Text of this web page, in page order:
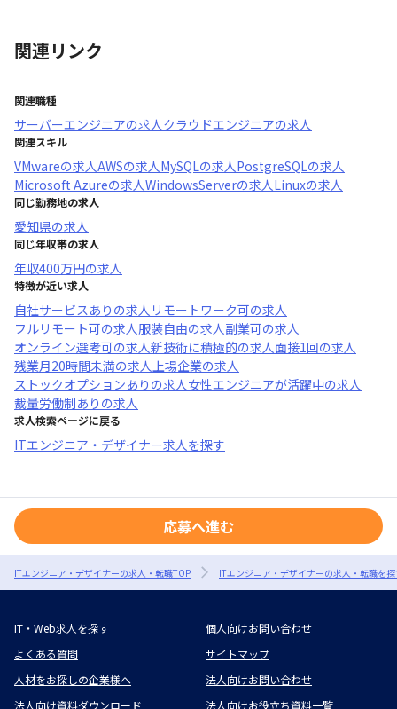
関連リンク
関連職種
サーバーエンジニアの求人クラウドエンジニアの求人
関連スキル
VMwareの求人AWSの求人MySQLの求人PostgreSQLの求人
Microsoft Azureの求人WindowsServerの求人Linuxの求人
同じ勤務地の求人
愛知県の求人
同じ年収帯の求人
年収400万円の求人
特徴が近い求人
自社サービスあり の求人 リモートワーク可の求人
フルリモート可の求人服装自由の求人副業可の求人
オンライン選考可の求人新技術に積極的の求人面接1回の求人
残業月20時間未満の求人上場企業の求人
ストックオプションあり の求人女性エンジニアが活躍中の求人
裁量労働制あり の求人
求人検索ページに戻る
ITエンジニア・デザイナー求人を探す
応募へ進む
ITエンジニア・デザイナーの求人・転職TOP ITエンジニア・デザイナーの求人・転職を
IT・Web求人を探す
個人向けお問い合わせ
よくある質問
サイトマップ
人材をお探しの企業様へ
法人向けお問い合わせ
法人向け資料ダウンロード
法人向けお役立ち資料一覧